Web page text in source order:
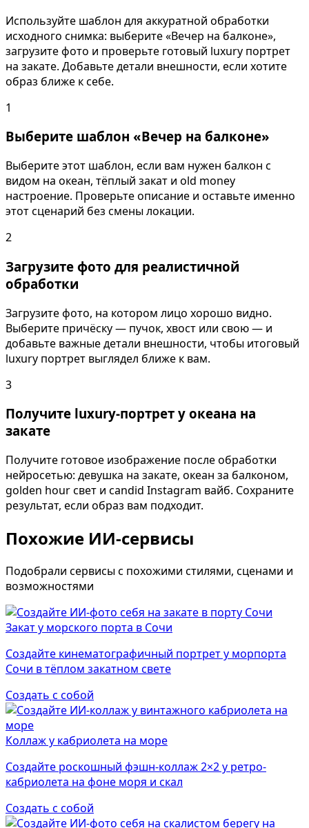
Используйте шаблон для аккуратной обработки
исходного снимка: выберите «Вечер на балконе»,
загрузите фото и проверьте готовый luxury портрет
на закате. Добавьте детали внешности, если хотите
образ ближе к себе.
1
Выберите шаблон «Вечер на балконе»
Выберите этот шаблон, если вам нужен балкон с
видом на океан, тёплый закат и old money
настроение. Проверьте описание и оставьте именно
этот сценарий без смены локации.
2
Загрузите фото для реалистичной
обработки
Загрузите фото, на котором лицо хорошо видно.
Выберите причёску — пучок, хвост или свою — и
добавьте важные детали внешности, чтобы итоговый
luxury портрет выглядел ближе к вам.
3
Получите luxury-портрет у океана на
закате
Получите готовое изображение после обработки
нейросетью: девушка на закате, океан за балконом,
golden hour свет и candid Instagram вайб. Сохраните
результат, если образ вам подходит.
Похожие ИИ-сервисы
Подобрали сервисы с похожими стилями, сценами и
возможностями
Закат у морского порта в Сочи
Создайте кинематографичный портрет у морпорта
Сочи в тёплом закатном свете
Создать с собой
Коллаж у кабриолета на море
Создайте роскошный фэшн-коллаж 2×2 у ретро-
кабриолета на фоне моря и скал
Создать с собой